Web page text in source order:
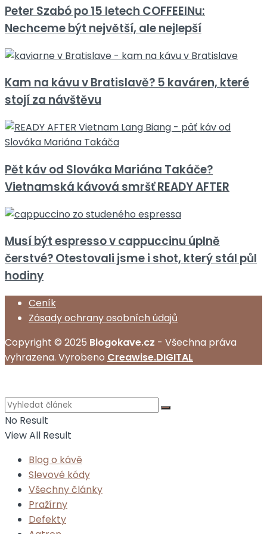
Peter Szabó po 15 letech COFFEEINu:
Nechceme být největší, ale nejlepší
Kam na kávu v Bratislavě? 5 kaváren, které
stojí za návštěvu
Pět káv od Slováka Mariána Takáče?
Vietnamská kávová smršť READY AFTER
Musí být espresso v cappuccinu úplně
čerstvé? Otestovali jsme i shot, který stál půl
hodiny
Ceník
Zásady ochrany osobních údajů
Copyright © 2025 Blogokave.cz - Všechna práva
vyhrazena. Vyrobeno Creawise.DIGITAL
No Result
View All Result
Blog o kávě
Slevové kódy
Všechny články
Pražírny
Defekty